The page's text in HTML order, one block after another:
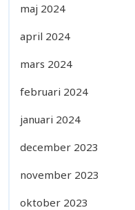
maj 2024
april 2024
mars 2024
februari 2024
januari 2024
december 2023
november 2023
oktober 2023